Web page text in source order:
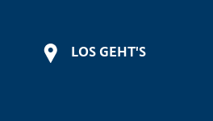
LOS GEHT'S